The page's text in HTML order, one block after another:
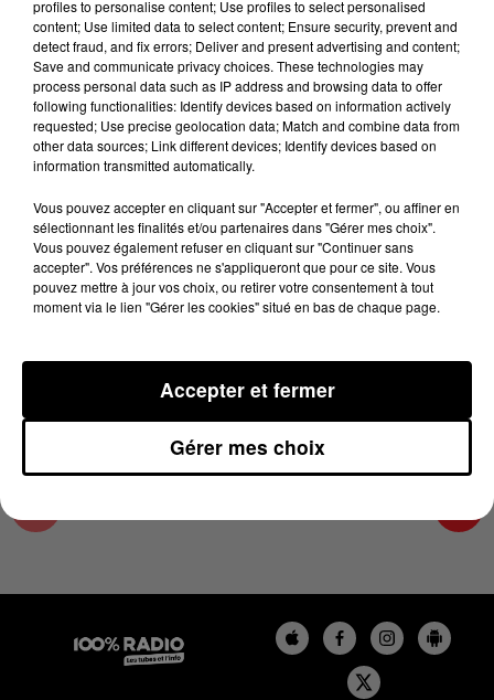
Lecture (1 min 14 sec)
100%
100% Radio l'agenda du sud Tarn
8 mars 2024 - 1 min 14 sec
L'AGENDA DU SUD TARN DU 08/03/2024 À
16H38
L'AGENDA DU SUD TARN
profiles to personalise content; Use profiles to select personalised
content; Use limited data to select content; Ensure security, prevent and
detect fraud, and fix errors; Deliver and present advertising and content;
Save and communicate privacy choices. These technologies may
process personal data such as IP address and browsing data to offer
following functionalities: Identify devices based on information actively
requested; Use precise geolocation data; Match and combine data from
other data sources; Link different devices; Identify devices based on
information transmitted automatically.
Vous pouvez accepter en cliquant sur "Accepter et fermer", ou affiner en
sélectionnant les finalités et/ou partenaires dans "Gérer mes choix".
Vous pouvez également refuser en cliquant sur "Continuer sans
accepter". Vos préférences ne s'appliqueront que pour ce site. Vous
pouvez mettre à jour vos choix, ou retirer votre consentement à tout
moment via le lien "Gérer les cookies" situé en bas de chaque page.
Gérer mes choix
Accepter et fermer